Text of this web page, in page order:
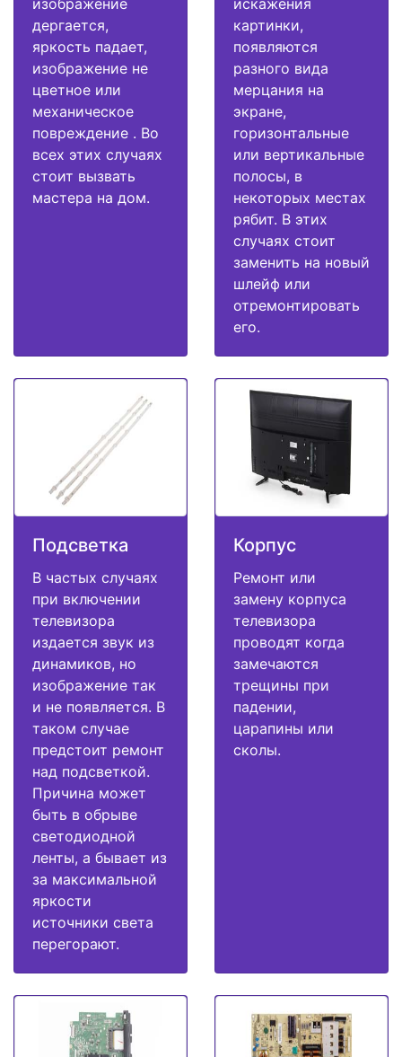
дергается,
яркость падает,
изображение не
цветное или
механическое
повреждение . Во
всех этих случаях
стоит вызвать
мастера на дом.
картинки,
появляются
разного вида
мерцания на
экране,
горизонтальные
или вертикальные
полосы, в
некоторых местах
рябит. В этих
случаях стоит
заменить на новый
шлейф или
отремонтировать
его.
Подсветка
В частых случаях
при включении
телевизора
издается звук из
динамиков, но
изображение так
и не появляется. В
таком случае
предстоит ремонт
над подсветкой.
Причина может
быть в обрыве
светодиодной
ленты, а бывает из
за максимальной
яркости
источники света
перегорают.
Корпус
Ремонт или
замену корпуса
телевизора
проводят когда
замечаются
трещины при
падении,
царапины или
сколы.